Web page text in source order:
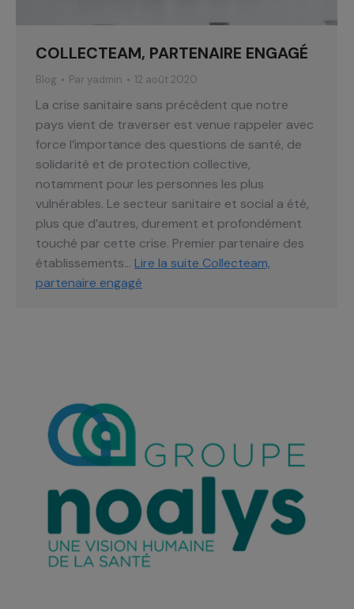
COLLECTEAM, PARTENAIRE ENGAGÉ
Blog Par yadmin 12 août 2020
La crise sanitaire sans précédent que notre
pays vient de traverser est venue rappeler avec
force l’importance des questions de santé, de
solidarité et de protection collective,
notamment pour les personnes les plus
vulnérables. Le secteur sanitaire et social a été,
plus que d’autres, durement et profondément
touché par cette crise. Premier partenaire des
établissements… Lire la suite Collecteam,
partenaire engagé